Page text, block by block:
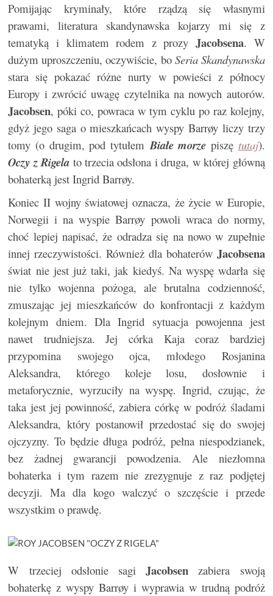
Pomijając kryminały, które rządzą się własnymi
prawami, literatura skandynawska kojarzy mi się z
tematyką i klimatem rodem z prozy Jacobsena. W
dużym uproszczeniu, oczywiście, bo Seria Skandynawska
stara się pokazać różne nurty w powieści z północy
Europy i zwrócić uwagę czytelnika na nowych autorów.
Jacobsen, póki co, powraca w tym cyklu po raz kolejny,
gdyż jego saga o mieszkańcach wyspy Barrøy liczy trzy
tomy (o drugim, pod tytułemBiałe morze piszę tutaj).
Oczy z Rigela to trzecia odsłona i druga, w której główną
bohaterką jest Ingrid Barrøy.
Koniec II wojny światowej oznacza, że życie w Europie,
Norwegii i na wyspie Barrøy powoli wraca do normy,
choć lepiej napisać, że odradza się na nowo w zupełnie
innej rzeczywistości. Również dla bohaterów Jacobsena
świat nie jest już taki, jak kiedyś. Na wyspę wdarła się
nie tylko wojenna pożoga, ale brutalna codzienność,
zmuszając jej mieszkańców do konfrontacji z każdym
kolejnym dniem. Dla Ingrid sytuacja powojenna jest
nawet trudniejsza. Jej córka Kaja coraz bardziej
przypomina swojego ojca, młodego Rosjanina
Aleksandra, którego koleje losu, dosłownie i
metaforycznie, wyrzuciły na wyspę. Ingrid, czując, że
taka jest jej powinność, zabiera córkę w podróż śladami
Aleksandra, który postanowił przedostać się do swojej
ojczyzny. To będzie długa podróż, pełna niespodzianek,
bez żadnej gwarancji powodzenia. Ale niezłomna
bohaterka i tym razem nie zrezygnuje z raz podjętej
decyzji. Ma dla kogo walczyć o szczęście i przede
wszystkim o prawdę.
W trzeciej odsłonie sagiJacobsen zabiera swoją
bohaterkę z wyspy Barrøy i wyprawia w trudną podróż